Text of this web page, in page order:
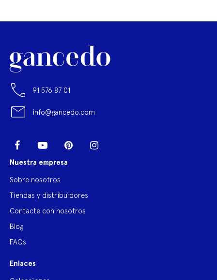
91 576 87 01
info@gancedo.com
Facebook YouTube Pinterest
Nuestra empresa
Sobre nosotros
Tiendas y distribuidores
Contacte con nosotros
Blog
FAQs
Enlaces